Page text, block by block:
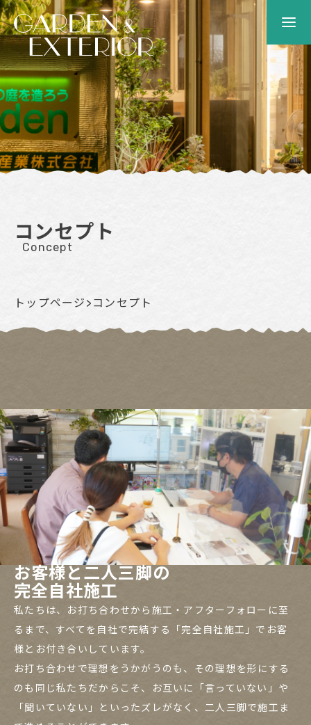
コンセプト
Concept
トップページ > コンセプト
お客様と二人三脚の
完全自社施工
私たちは、お打ち合わせから施工・アフターフォローに至
るまで、すべてを自社で完結する「完全自社施工」でお客
様とお付き合いしています。
お打ち合わせで理想をうかがうのも、その理想を形にする
のも同じ私たちだからこそ、お互いに「言っていない」や
「聞いていない」といったズレがなく、二人三脚で施工ま